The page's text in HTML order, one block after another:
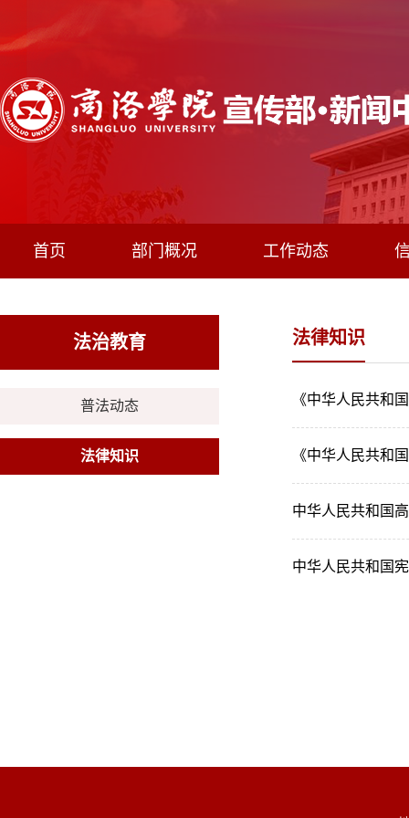
首页 部门概况 工作动态
法治教育
普法动态
法律知识
法律知识
《中华人民共和
《中华人民共和
中华人民共和国
中华人民共和国